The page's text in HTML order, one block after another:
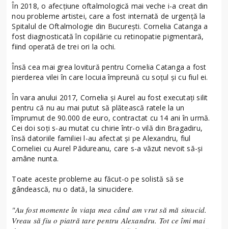
În 2018, o afecțiune oftalmologică mai veche i-a creat din
nou probleme artistei, care a fost internată de urgență la
Spitalul de Oftalmologie din București. Cornelia Catanga a
fost diagnosticată în copilărie cu retinopatie pigmentară,
fiind operată de trei ori la ochi.
Însă cea mai grea lovitură pentru Cornelia Catanga a fost
pierderea vilei în care locuia împreună cu soțul și cu fiul ei.
În vara anului 2017, Cornelia și Aurel au fost executați silit
pentru că nu au mai putut să plătească ratele la un
împrumut de 90.000 de euro, contractat cu 14 ani în urmă.
Cei doi soți s-au mutat cu chirie într-o vilă din Bragadiru,
însă datoriile familiei l-au afectat și pe Alexandru, fiul
Corneliei cu Aurel Pădureanu, care s-a văzut nevoit să-și
amâne nunta.
Toate aceste probleme au făcut-o pe solistă să se
gândească, nu o dată, la sinucidere.
"Au fost momente în viaţa mea când am vrut să mă sinucid.
Vreau să fiu o piatră tare pentru Alexandru. Tot ce îmi mai